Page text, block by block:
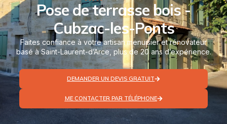
Pose de terrasse bois -
Cubzac-les-Ponts
Faites confiance à votre artisan menuisier et rénovateur
basé à Saint-Laurent-d’Arce, plus de 20 ans d’expérience.
DEMANDER UN DEVIS GRATUIT
ME CONTACTER PAR TÉLÉPHONE